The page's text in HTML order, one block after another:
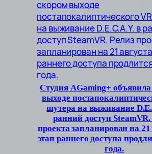
Студия AGaming+
выходе
шутера на выживание
ранний доступ
проекта запланирован на 21
этап раннего доступа
года.